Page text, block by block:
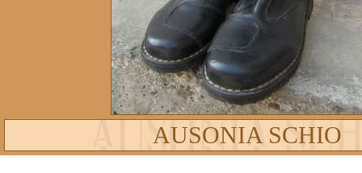
AUSONIA SCHIO